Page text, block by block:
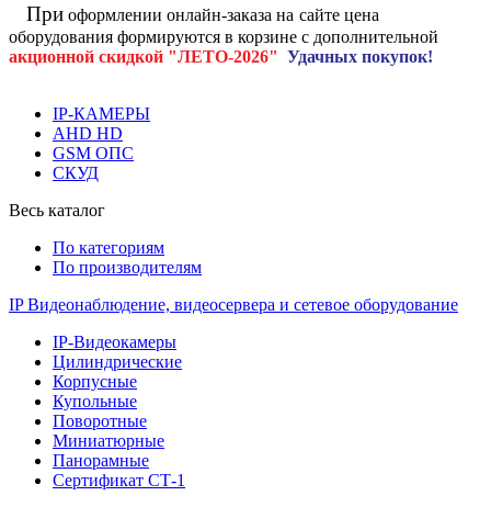
При оформлении онлайн-заказа на сайте цена
оборудования формируются в корзине с дополнительной
акционной скидкой "ЛЕТО-2026" Удачных покупок!
IP-КАМЕРЫ
AHD HD
GSM ОПС
СКУД
Весь каталог
По категориям
По производителям
IP Видеонаблюдение, видеосервера и сетевое оборудование
IP-Видеокамеры
Цилиндрические
Корпусные
Купольные
Поворотные
Миниатюрные
Панорамные
Сертификат СТ-1